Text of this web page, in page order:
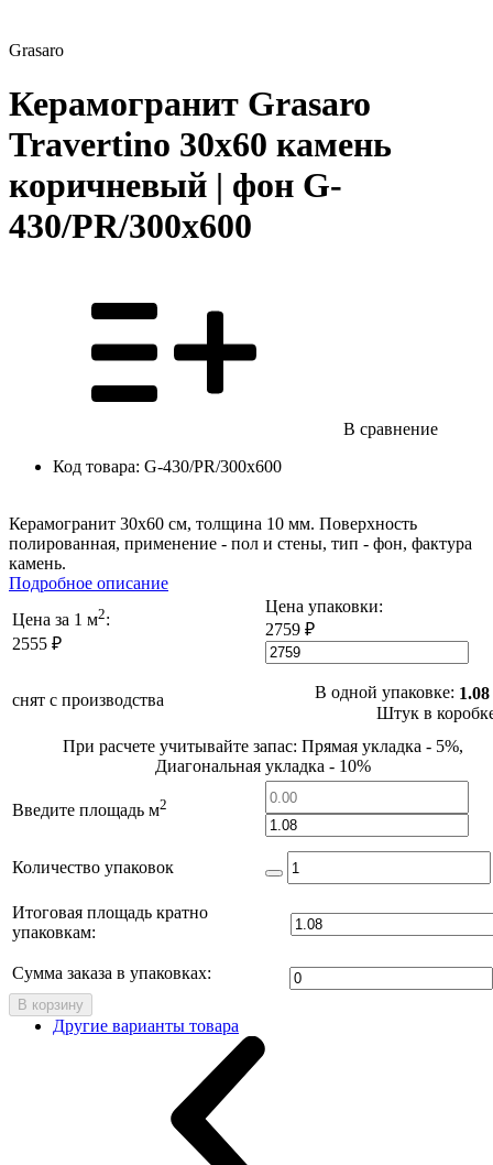
Grasaro
Керамогранит Grasaro
Travertino 30х60 камень
коричневый | фон G-
430/PR/300x600
В сравнение
Код товара: G-430/PR/300x600
Керамогранит 30x60 см, толщина 10 мм. Поверхность
полированная, применение - пол и стены, тип - фон, фактура
камень.
Подробное описание
Цена за 1 м2:
2555 ₽
Цена упаковки:
2759 ₽
снят с производства В одной упаковке:
Штук в
При расчете учитывайте запас: Прямая укладка - 5%,
Диагональная укладка - 10%
Введите площадь м2
Количество упаковок
Итоговая площадь кратно
упаковкам:
Сумма заказа в упаковках:
В корзину
Другие варианты товара